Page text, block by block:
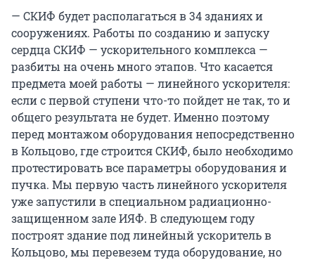
— СКИФ будет располагаться в 34 зданиях и
сооружениях. Работы по созданию и запуску
сердца СКИФ — ускорительного комплекса —
разбиты на очень много этапов. Что касается
предмета моей работы — линейного ускорителя:
если с первой ступени что-то пойдет не так, то и
общего результата не будет. Именно поэтому
перед монтажом оборудования непосредственно
в Кольцово, где строится СКИФ, было необходимо
протестировать все параметры оборудования и
пучка. Мы первую часть линейного ускорителя
уже запустили в специальном радиационно-
защищенном зале ИЯФ. В следующем году
построят здание под линейный ускоритель в
Кольцово, мы перевезем туда оборудование, но